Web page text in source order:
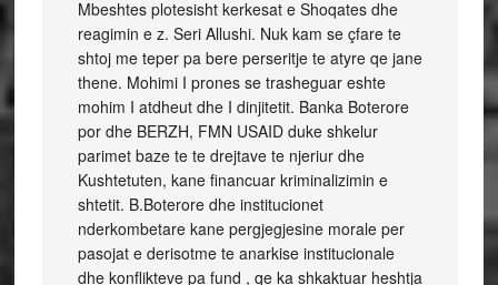
Mbeshtes plotesisht kerkesat e Shoqates dhe
reagimin e z. Seri Allushi. Nuk kam se çfare te
shtoj me teper pa bere perseritje te atyre qe jane
thene. Mohimi I prones se trasheguar eshte
mohim I atdheut dhe I dinjitetit. Banka Boterore
por dhe BERZH, FMN USAID duke shkelur
parimet baze te te drejtave te njeriur dhe
Kushtetuten, kane financuar kriminalizimin e
shtetit. B.Boterore dhe institucionet
nderkombetare kane pergjegjesine morale per
pasojat e derisotme te anarkise institucionale
dhe konflikteve pa fund , qe ka shkaktuar heshtja